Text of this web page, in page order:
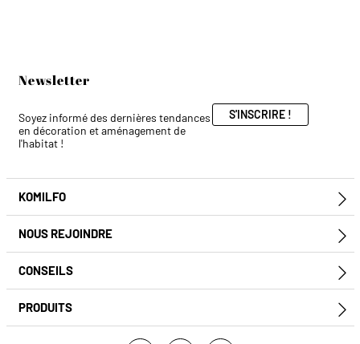
Newsletter
Soyez informé des dernières tendances
en décoration et aménagement de
l'habitat !
S'INSCRIRE !
KOMILFO
NOUS REJOINDRE
CONSEILS
PRODUITS